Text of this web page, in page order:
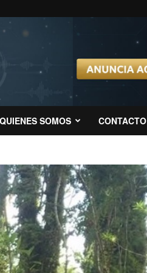
QUIENES SOMOS CONTACTO